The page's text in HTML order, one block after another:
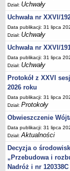
Podania, wnioski,
Zaświadczenia
Ewidencja
Rejestry i
Dowody osobiste
Udostępnianie
Ewidencja
Podziały
Ochrona
Dodatki
Świadczenia
Stypendia
Podatki i opłaty
Dział: Uchwały
Uchwała nr XXVI/
Data publikacji: 31 lipca
Dział: Uchwały
Uchwała nr XXVI/
Data publikacji: 31 lipca
Dział: Uchwały
Protokół z XXVI
2026 roku
Data publikacji: 31 lipca
Dział:Protokoły
Obwieszczenie
Data publikacji: 31 lipca
Dział:Aktualności
Decyzja o
„Przebudowa i
Nadróż i nr